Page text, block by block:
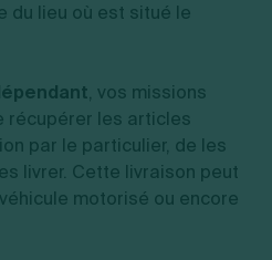
du lieu où est situé le
, vos missions
récupérer les articles
par le particulier, de les
livrer. Cette livraison peut
motorisé ou encore